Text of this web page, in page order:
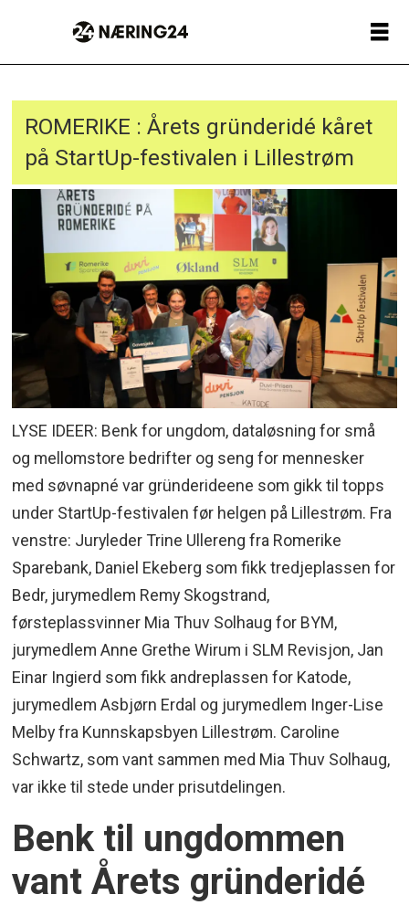
ROMERIKE : Årets gründeridé kåret
på StartUp-festivalen i Lillestrøm
LYSE IDEER: Benk for ungdom, dataløsning for små
og mellomstore bedrifter og seng for mennesker
med søvnapné var gründerideene som gikk til topps
under StartUp-festivalen før helgen på Lillestrøm. Fra
venstre: Juryleder Trine Ullereng fra Romerike
Sparebank, Daniel Ekeberg som fikk tredjeplassen for
Bedr, jurymedlem Remy Skogstrand,
førsteplassvinner Mia Thuv Solhaug for BYM,
jurymedlem Anne Grethe Wirum i SLM Revisjon, Jan
Einar Ingierd som fikk andreplassen for Katode,
jurymedlem Asbjørn Erdal og jurymedlem Inger-Lise
Melby fra Kunnskapsbyen Lillestrøm. Caroline
Schwartz, som vant sammen med Mia Thuv Solhaug,
var ikke til stede under prisutdelingen.
Benk til ungdommen
vant Årets gründeridé